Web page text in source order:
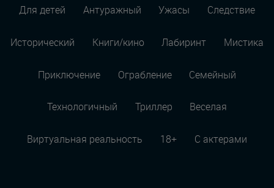
Для детей Антуражный Ужасы Следствие
Исторический Книги/кино Лабиринт Мистика
Приключение Ограбление Семейный
Технологичный Триллер Веселая
Виртуальная реальность 18+ С актерами